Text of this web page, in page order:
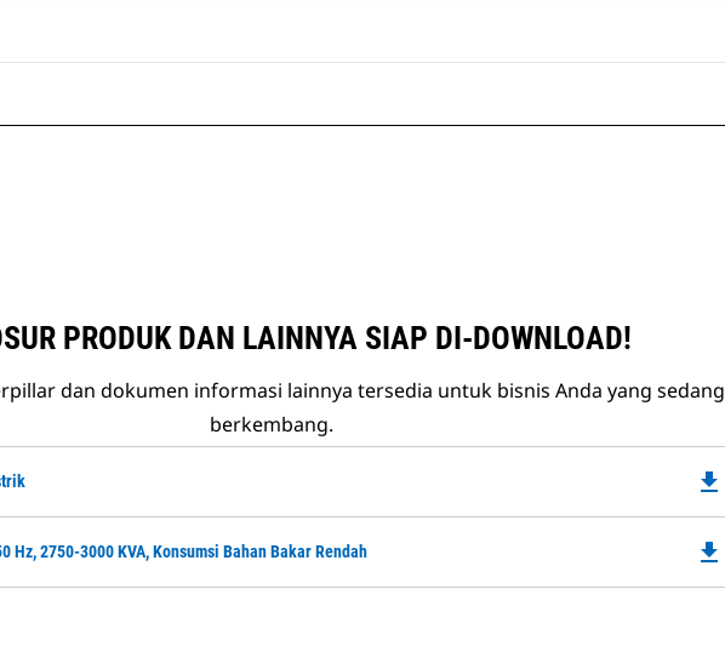
PRODUK DAN LAINNYA SIAP DI-DOWNLOAD!
dan dokumen informasi lainnya tersedia untuk bisnis Anda yang sedang
berkembang.
file_download
Hz, 2750-3000 KVA, Konsumsi Bahan Bakar Rendah file_download